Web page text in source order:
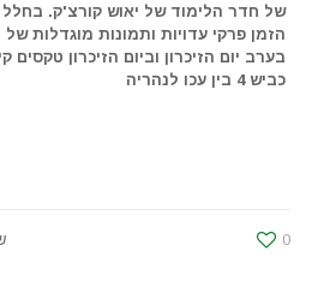
של חדר הלימוד של יאוש קורצ'ק. בחלל
הזמן פרקי עדויות ותמונות מוגדלות
בערב יום הזיכרון וביום הזיכרון טקסים
כביש 4 בין עכו לנהריה
0